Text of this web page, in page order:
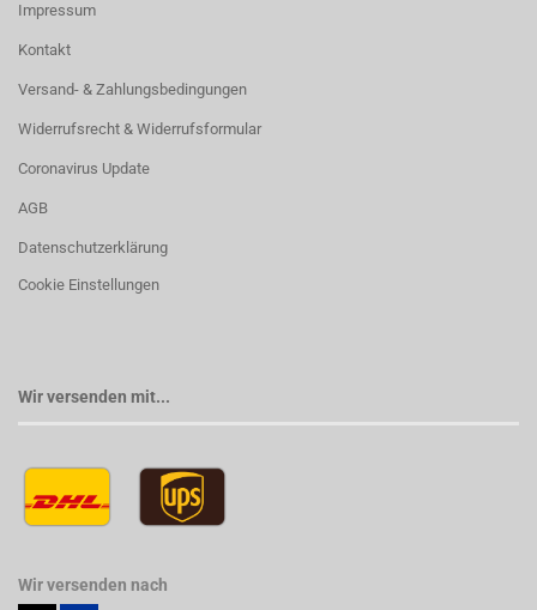
Impressum
Kontakt
Versand- & Zahlungsbedingungen
Widerrufsrecht & Widerrufsformular
Coronavirus Update
AGB
Datenschutzerklärung
Cookie Einstellungen
Wir versenden mit...
Wir versenden nach